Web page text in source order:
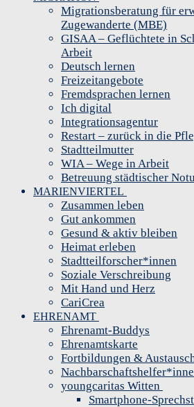
Migrationsberatung für
Zugewanderte (MBE)
GISAA – Geflüchtete in
Arbeit
Deutsch lernen
Freizeitangebote
Fremdsprachen lernen
Ich digital
Integrationsagentur
Restart – zurück in die
Stadtteilmutter
WIA – Wege in Arbeit
Betreuung städtischer
MARIENVIERTEL
Zusammen leben
Gut ankommen
Gesund & aktiv bleiben
Heimat erleben
Stadtteilforscher*innen
Soziale Verschreibung
Mit Hand und Herz
CariCrea
EHRENAMT
Ehrenamt-Buddys
Ehrenamtskarte
Fortbildungen &
youngcaritas Witten
Smartphone-